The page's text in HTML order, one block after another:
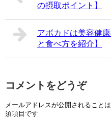
の摂取ポイント】
アボカドは美容健
と食べ方を紹介】
コメントをどうぞ
メールアドレスが公開されることは
須項目です